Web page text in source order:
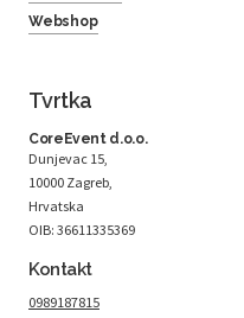
Webshop
Tvrtka
CoreEvent d.o.o.
Dunjevac 15,
10000 Zagreb,
Hrvatska
OIB: 36611335369
Kontakt
0989187815